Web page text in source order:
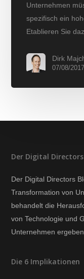
Unternehmen
spezifisch ein
Etablieren Sie
Dirk
07/08/2017
Der Digital
Der Digital Directors
Transformation von
behandelt die
von Technologie und
Unternehmen ergeben.
Die 6 Implikationen